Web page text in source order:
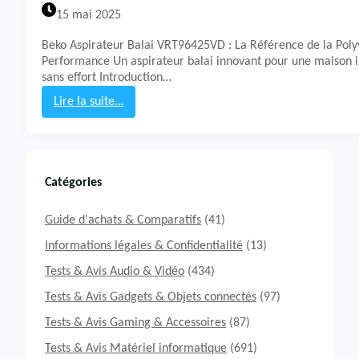
C
o
r
d
9
T
X
15 mai 2025
Beko Aspirateur Balai VRT96425VD : La Référence de la
Performance Un aspirateur balai innovant pour une maison
sans effort Introduction…
Lire la suite…
:
A
v
i
A
s
i
Catégories
Guide d'achats & Comparatifs (41)
Informations légales & Confidentialité (13)
Tests & Avis Audio & Vidéo (434)
Tests & Avis Gadgets & Objets connectés (97)
Tests & Avis Gaming & Accessoires (87)
Tests & Avis Matériel informatique (691)